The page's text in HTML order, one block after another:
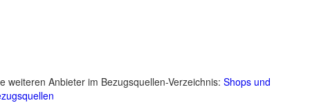
weiteren Anbieter im Bezugsquellen-Verzeichnis: Shops und